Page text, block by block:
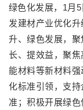
绿色化发展，1月
发建材产业优化
升、绿色发展，
长、提效益，聚
能材料等新材料
化标准引领，支
准；积极开展绿